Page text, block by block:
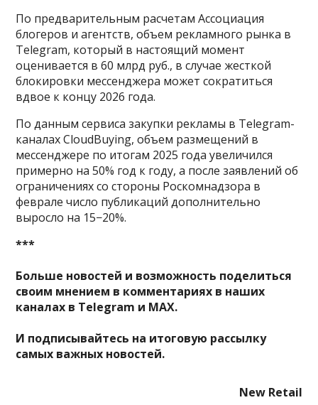
По предварительным расчетам Ассоциация
блогеров и агентств, объем рекламного рынка в
Telegram, который в настоящий момент
оценивается в 60 млрд руб., в случае жесткой
блокировки мессенджера может сократиться
вдвое к концу 2026 года.
По данным сервиса закупки рекламы в Telegram-
каналах CloudBuying, объем размещений в
мессенджере по итогам 2025 года увеличился
примерно на 50% год к году, а после заявлений об
ограничениях со стороны Роскомнадзора в
феврале число публикаций дополнительно
выросло на 15−20%.
***
Больше новостей и возможность поделиться
своим мнением в комментариях в наших
каналах в Telegram и MAX.
И подписывайтесь на итоговую рассылку
самых важных новостей.
New Retail